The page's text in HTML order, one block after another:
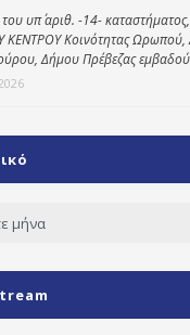
υπ΄ αριθ. -14- καταστήματος,
Κοινότητας Ωρωπού,
Δήμου Πρέβεζας